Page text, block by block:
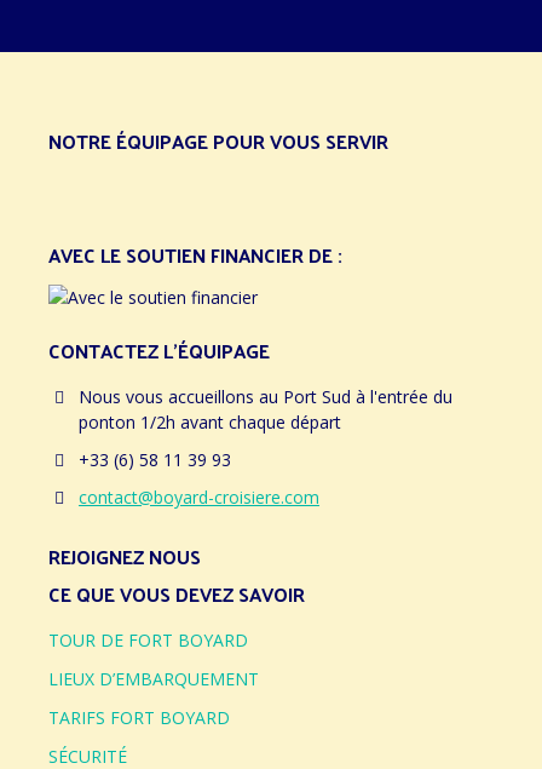
NOTRE ÉQUIPAGE POUR VOUS SERVIR
AVEC LE SOUTIEN FINANCIER DE :
CONTACTEZ L’ÉQUIPAGE
Nous vous accueillons au Port Sud à l'entrée du
ponton 1/2h avant chaque départ
+33 (6) 58 11 39 93
contact@boyard-croisiere.com
REJOIGNEZ NOUS
CE QUE VOUS DEVEZ SAVOIR
TOUR DE FORT BOYARD
LIEUX D’EMBARQUEMENT
TARIFS FORT BOYARD
SÉCURITÉ